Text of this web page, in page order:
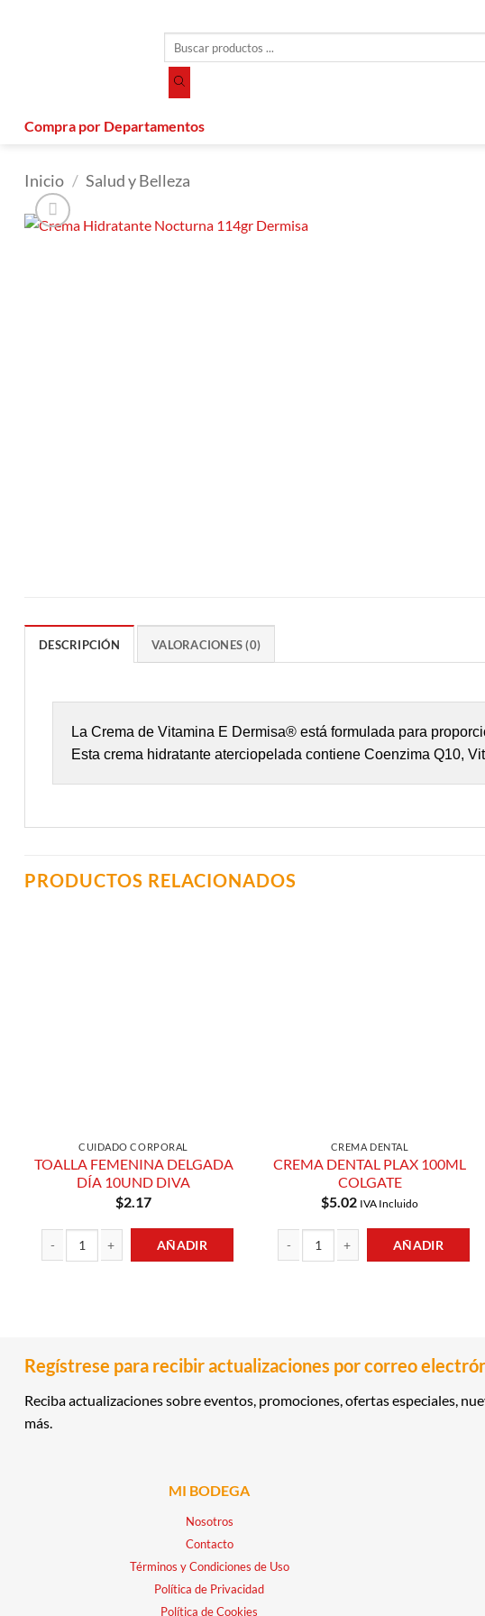
productos
Compra por Departamentos
Inicio / Salud y Belleza
DESCRIPCIÓN VALORACIONES (0)
La Crema de Vitamina E Dermisa® está formulada para
Esta crema hidratante aterciopelada contiene Coenzima Q10,
PRODUCTOS RELACIONADOS
CUIDADO CORPORAL
TOALLA FEMENINA DELGADA
DÍA 10UND DIVA
$2.17
AÑADIR
CREMA DENTAL
CREMA DENTAL PLAX 100ML
COLGATE
$5.02 IVA Incluido
AÑADIR
Regístrese para recibir actualizaciones por correo
Reciba actualizaciones sobre eventos, promociones, ofertas especiales,
más.
MI BODEGA
Nosotros
Contacto
Términos y Condiciones de Uso
Política de Privacidad
Política de Cookies